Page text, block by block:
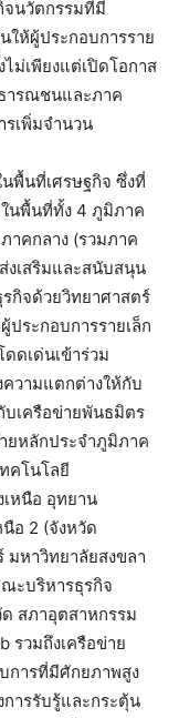
จนวัตกรรมที่มี
ให้ผู้ประกอบการราย
ม่เพียงแต่เปิดโอกาส
ารณชนและภาค
รเพิ่มจำนวน
พื้นที่เศรษฐกิจ ซึ่งที่
นพื้นที่ทั้ง 4 ภูมิภาค
าคกลาง (รวมภาค
งเสริมและสนับสนุน
กิจด้วยวิทยาศาสตร์
ประกอบการรายเล็ก
ดเด่นเข้าร่วม
วามแตกต่างให้กับ
บเครือข่ายพันธมิตร
ยหลักประจำภูมิภาค
คโนโลยี
เหนือ อุทยาน
อ 2 (จังหวัด
มหาวิทยาลัยสงขลา
ะบริหารธุรกิจ
สภาอุตสาหกรรม
รวมถึงเครือข่าย
การที่มีศักยภาพสูง
การรับรู้และกระตุ้น